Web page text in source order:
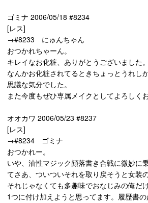
ゴミナ 2006/05/18 #8234
[レス]
→#8233 にゅんちゃん
おつかれちゃーん。
キレイなお化粧、ありがとうございました。
なんかお化粧されてるときちょっとうれし
思議な気分でした。
また今度もぜひ専属メイクとしてよろしく
オオカワ 2006/05/23 #8237
[レス]
→#8234 ゴミナ
おつかれー。
いや、油性マジック顔落書き合戦に微妙に
てさあ、ついついそれを取り戻そうと女装の
それじゃなくても多趣味でおなじみの俺だ
1つに付け加えようと思ってます。履歴書